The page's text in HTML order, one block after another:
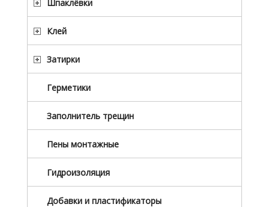
Шпаклёвки
Клей
Затирки
Герметики
Заполнитель трещин
Пены монтажные
Гидроизоляция
Добавки и пластификаторы